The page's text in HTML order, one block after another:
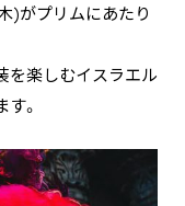
)がプリムにあたり
を楽しむイスラエル
。